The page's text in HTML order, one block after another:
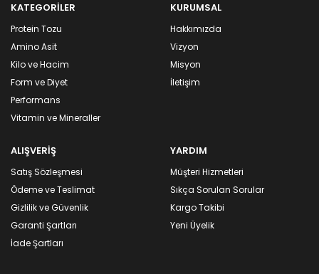
KATEGORİLER
Protein Tozu
Amino Asit
Kilo ve Hacim
Form ve Diyet
Performans
Vitamin ve Mineraller
KURUMSAL
Hakkımızda
Vizyon
Misyon
İletişim
ALIŞVERİŞ
Satış Sözleşmesi
Ödeme ve Teslimat
Gizlilik ve Güvenlik
Garanti Şartları
İade Şartları
YARDIM
Müşteri Hizmetleri
Sıkça Sorulan Sorular
Kargo Takibi
Yeni Üyelik